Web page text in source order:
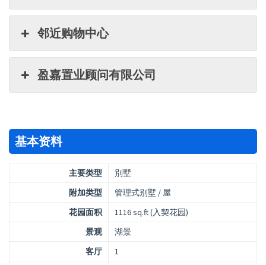
邻近购物中心
盈嘉置业顾问有限公司
基本资料
主要类型
別墅
附加类型
管理式别墅 / 屋
花园面积
1116 sq.ft (入契花园)
景观
湖景
客厅
1